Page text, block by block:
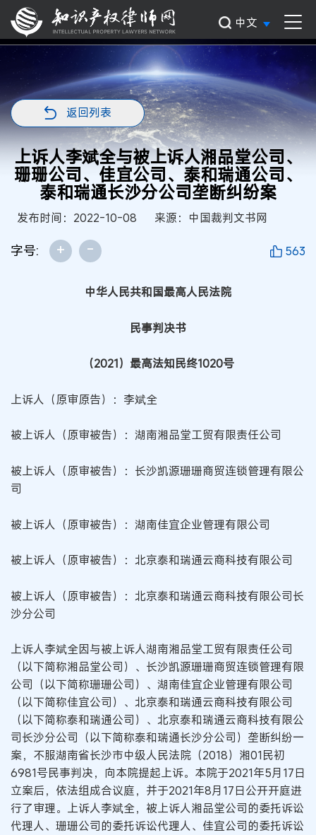
中文
返回列表
上诉人李斌全与被上诉人湘品堂公司、
珊珊公司、佳宜公司、泰和瑞通公司、
泰和瑞通长沙分公司垄断纠纷案
发布时间：2022-10-08 来源：中国裁判文书网
字号: + - 563
中华人民共和国最高人民法院
民事判决书
（2021）最高法知民终1020号
上诉人（原审原告）：李斌全
被上诉人（原审被告）：湖南湘品堂工贸有限责任公司
被上诉人（原审被告）：长沙凯源珊珊商贸连锁管理有限公
司
被上诉人（原审被告）：湖南佳宜企业管理有限公司
被上诉人（原审被告）：北京泰和瑞通云商科技有限公司
被上诉人（原审被告）：北京泰和瑞通云商科技有限公司长
沙分公司
上诉人李斌全因与被上诉人湖南湘品堂工贸有限责任公司
（以下简称湘品堂公司）、长沙凯源珊珊商贸连锁管理有限
公司（以下简称珊珊公司）、湖南佳宜企业管理有限公司
（以下简称佳宜公司）、北京泰和瑞通云商科技有限公司
（以下简称泰和瑞通公司）、北京泰和瑞通云商科技有限公
司长沙分公司（以下简称泰和瑞通长沙分公司）垄断纠纷一
案，不服湖南省长沙市中级人民法院（2018）湘01民初
6981号民事判决，向本院提起上诉。本院于2021年5月17日
立案后，依法组成合议庭，并于2021年8月17日公开开庭进
行了审理。上诉人李斌全，被上诉人湘品堂公司的委托诉讼
代理人、珊珊公司的委托诉讼代理人、佳宜公司的委托诉讼